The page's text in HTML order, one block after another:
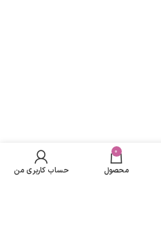
تومان
باشد
0
محصول حساب کاربری من